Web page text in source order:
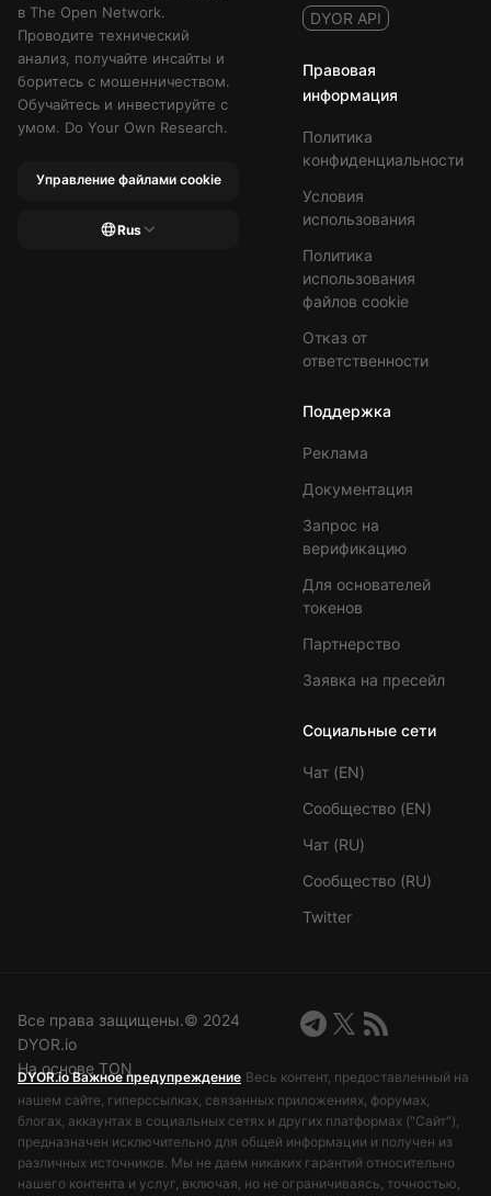
в The Open Network.
Проводите технический
анализ, получайте инсайты и
боритесь с мошенничеством.
Обучайтесь и инвестируйте с
умом. Do Your Own Research.
Управление файлами cookie
Rus
DYOR API
Правовая
информация
Политика
конфиденциальности
Условия
использования
Политика
использования
файлов cookie
Отказ от
ответственности
Поддержка
Реклама
Документация
Запрос на
верификацию
Для основателей
токенов
Партнерство
Заявка на пресейл
Социальные сети
Чат (EN)
Сообщество (EN)
Чат (RU)
Сообщество (RU)
Twitter
Все права защищены.©️ 2024
DYOR.io
На основе TON
DYOR.io Важное предупреждение Весь контент, предоставленный на
нашем сайте, гиперссылках, связанных приложениях, форумах,
блогах, аккаунтах в социальных сетях и других платформах ("Сайт"),
предназначен исключительно для общей информации и получен из
различных источников. Мы не даем никаких гарантий относительно
нашего контента и услуг, включая, но не ограничиваясь, точностью,